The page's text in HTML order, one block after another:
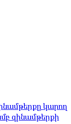
կարող
զինամթերքի